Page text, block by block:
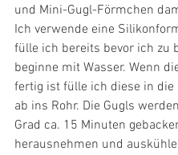
und Mini-Gugl-Förmchen
Ich verwende eine
fülle ich bereits bevor ich zu
beginne mit Wasser. Wenn
fertig ist fülle ich diese in die
ab ins Rohr. Die Gugls
Grad ca. 15 Minuten
herausnehmen und